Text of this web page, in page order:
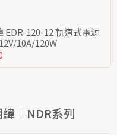
供應器 12V/10A/120W
｜NDR系列